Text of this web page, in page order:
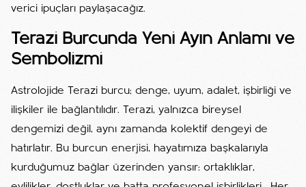
verici ipuçları paylaşacağız.
Terazi Burcunda Yeni Ayın Anlamı ve
Sembolizmi
Astrolojide Terazi burcu; denge, uyum, adalet, işbirliği ve
ilişkiler ile bağlantılıdır. Terazi, yalnızca bireysel
dengemizi değil, aynı zamanda kolektif dengeyi de
hatırlatır. Bu burcun enerjisi, hayatımıza başkalarıyla
kurduğumuz bağlar üzerinden yansır: ortaklıklar,